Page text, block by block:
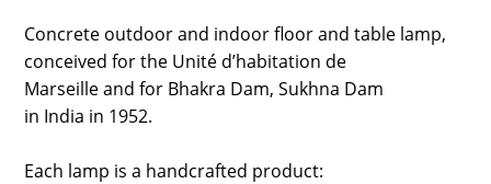
Concrete outdoor and indoor floor and table lamp,
conceived for the Unité d’habitation de
Marseille and for Bhakra Dam, Sukhna Dam
in India in 1952.
Each lamp is a handcrafted product: